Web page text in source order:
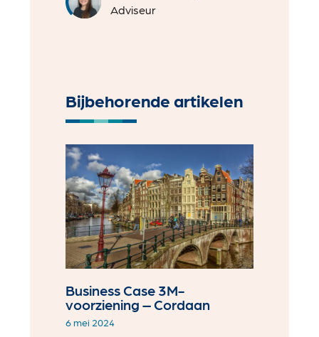
Adviseur
Bijbehorende artikelen
Business Case 3M-
voorziening – Cordaan
6 mei 2024